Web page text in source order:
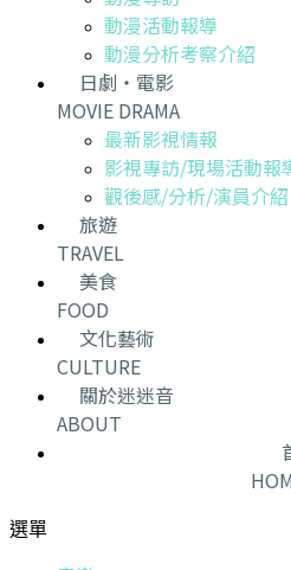
動漫活動報導
動漫分析考察介紹
日劇・電影
MOVIE DRAMA
最新影視情報
影視專訪/現場活動報
觀後感/分析/演員介紹
旅遊
TRAVEL
美食
FOOD
文化藝術
CULTURE
關於迷迷音
ABOUT
選單